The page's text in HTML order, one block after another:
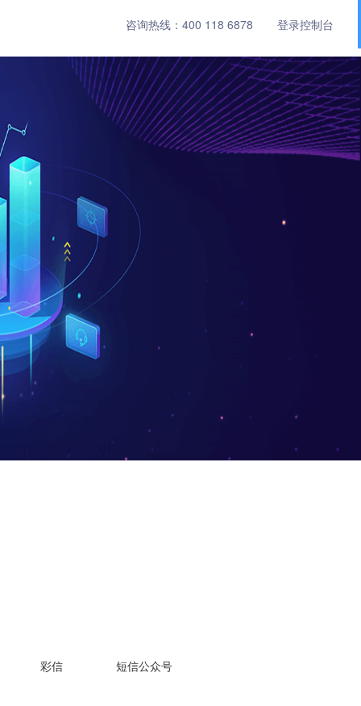
咨询热线： 400 118 6878 登录控制台
彩信 短信公众号